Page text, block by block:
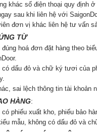
khác số điện thoại quy định
sau khi liên hệ với
đơn vị khác liên hệ tư vấn
TỪ
đúng hoá đơn đặt hàng theo
có dấu đỏ và chữ ký tươi của
sai lệch thông tin tài khoản
HÀNG:
có phiếu xuất kho, phiếu bảo
mẫu, không có dấu đỏ và